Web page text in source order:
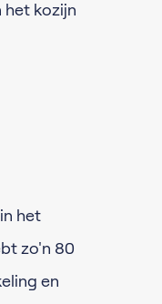
het kozijn
het
zo'n 80
en